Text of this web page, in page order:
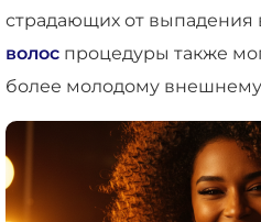
страдающих от выпадения
волос процедуры также
более молодому